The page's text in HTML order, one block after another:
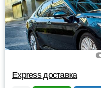
Express доставка